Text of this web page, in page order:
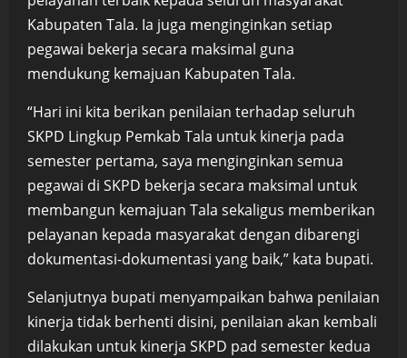
Kabupaten Tala. Ia juga menginginkan setiap
pegawai bekerja secara maksimal guna
mendukung kemajuan Kabupaten Tala.
“Hari ini kita berikan penilaian terhadap seluruh
SKPD Lingkup Pemkab Tala untuk kinerja pada
semester pertama, saya menginginkan semua
pegawai di SKPD bekerja secara maksimal untuk
membangun kemajuan Tala sekaligus memberikan
pelayanan kepada masyarakat dengan dibarengi
dokumentasi-dokumentasi yang baik,” kata bupati.
Selanjutnya bupati menyampaikan bahwa penilaian
kinerja tidak berhenti disini, penilaian akan kembali
dilakukan untuk kinerja SKPD pad semester kedua